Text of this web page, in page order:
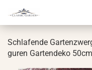
Schla­fen­de
gu­ren Gar­ten­de­ko 50cm